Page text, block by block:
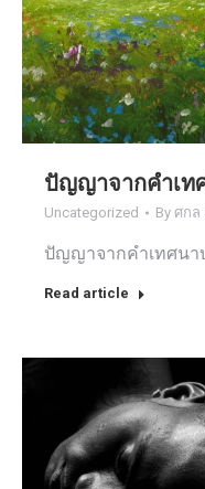
ปัญญาจากคำเท
Uncategorized By ศกล
ปัญญาจากคำเทศนา
Read article